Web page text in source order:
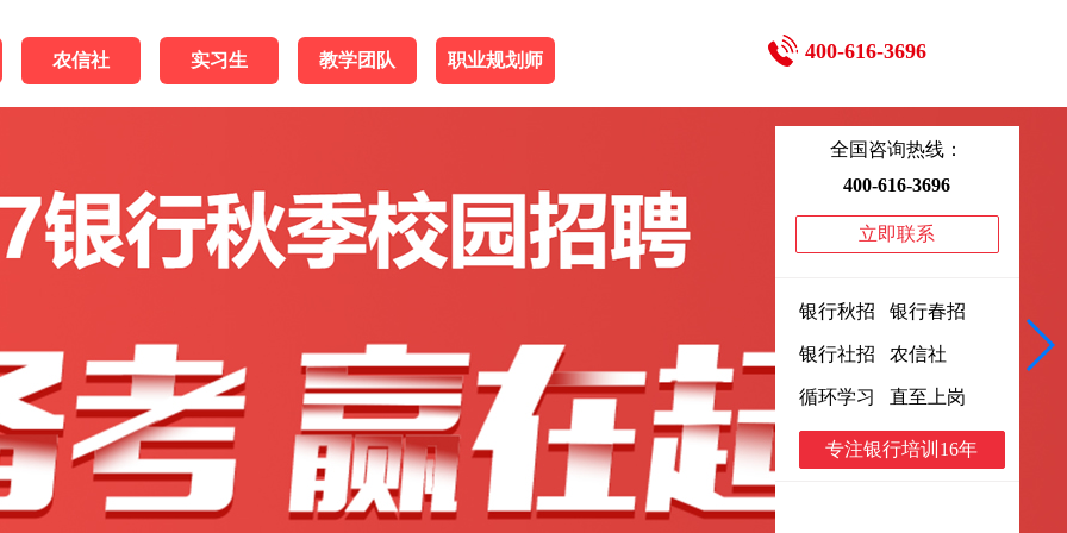
农信社 实习生 教学团队 职业规划师 400-616-3696
全国咨询热线：
400-616-3696
立即联系
银行秋招 银行春招
银行社招 农信社
循环学习 直至上岗
专注银行培训16年